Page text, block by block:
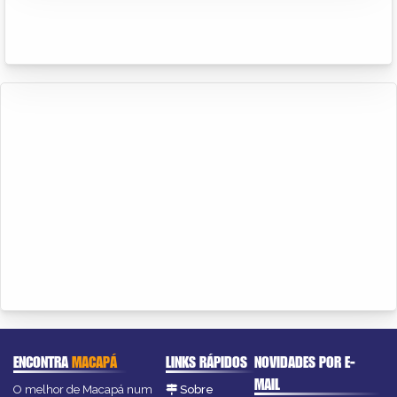
ENCONTRAMACAPÁ
O melhor de Macapá num
LINKS RÁPIDOS
Sobre
NOVIDADES POR E-
MAIL